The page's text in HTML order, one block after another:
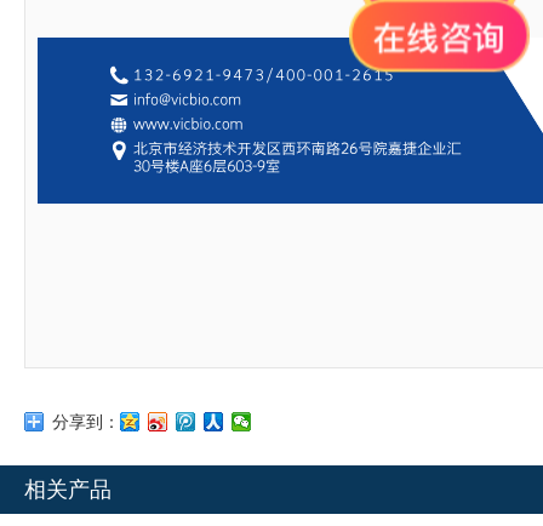
分享到：
相关产品